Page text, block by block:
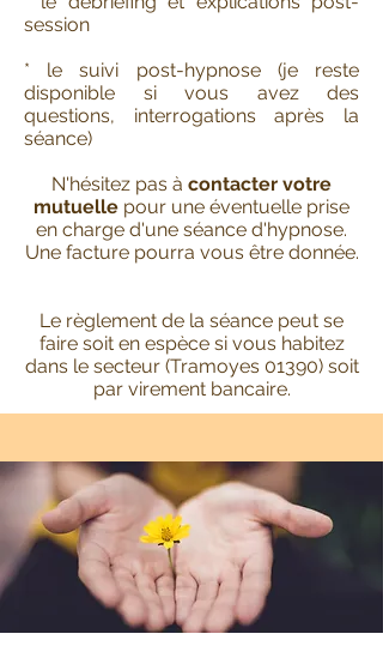
session
* le suivi post-hypnose (je reste
disponible si vous avez des
questions, interrogations après la
séance)
N'hésitez pas à contacter votre
mutuelle pour une éventuelle prise
en charge d'une séance d'hypnose.
Une facture pourra vous être donnée.
Le règlement de la séance peut se
faire soit en espèce si vous habitez
dans le secteur (Tramoyes 01390) soit
par virement bancaire.